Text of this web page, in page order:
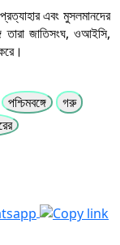
এবং মুসলমানদের
তারা জাতিসংঘ, ওআইসি,
পশ্চিমবঙ্গে
গরু